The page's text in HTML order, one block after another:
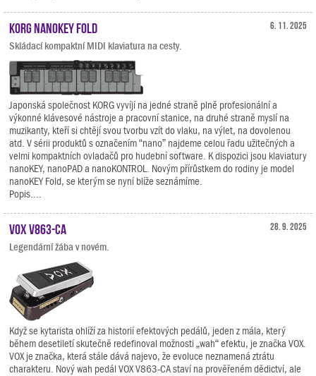
6. 11. 2025
KORG nanoKEY Fold
Skládací kompaktní MIDI klaviatura na cesty.
Japonská společnost KORG vyvíjí na jedné straně plně profesionální a
výkonné klávesové nástroje a pracovní stanice, na druhé straně myslí na
muzikanty, kteří si chtějí svou tvorbu vzít do vlaku, na výlet, na dovolenou
atd. V sérii produktů s označením “nano” najdeme celou řadu užitečných a
velmi kompaktních ovladačů pro hudební software. K dispozici jsou klaviatury
nanoKEY, nanoPAD a nanoKONTROL. Novým přírůstkem do rodiny je model
nanoKEY Fold, se kterým se nyní blíže seznámíme.
Popis....
28. 9. 2025
VOX V863-CA
Legendární žába v novém.
Když se kytarista ohlíží za historií efektových pedálů, jeden z mála, který
během desetiletí skutečně redefinoval možnosti „wah“ efektu, je značka VOX.
VOX je značka, která stále dává najevo, že evoluce neznamená ztrátu
charakteru. Nový wah pedál VOX V863-CA staví na prověřeném dědictví, ale